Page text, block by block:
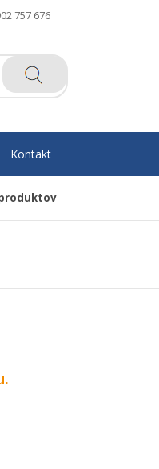
757 676
Kontakt